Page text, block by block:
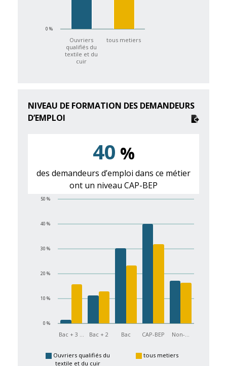
Ouvriers
qualifiés du
textile et du
cuir
tous metiers
0 %
NIVEAU DE FORMATION DES DEMANDEURS
D’EMPLOI
40 %
des demandeurs d’emploi dans ce métier
ont un niveau CAP-BEP
Bac + 3 … Bac + 2 Bac CAP-BEP Non-…
0 %
10 %
20 %
30 %
40 %
50 %
Ouvriers qualifiés du
textile et du cuir
tous metiers